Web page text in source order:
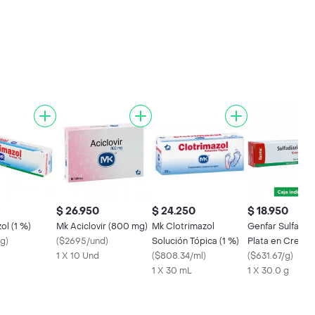
(1 %)
)
$ 26.950
Mk Aciclovir (800 mg)
($2695/und)
1 X 10 Und
$ 24.250
Mk Clotrimazol
Solución Tópica (1 %)
($808.34/ml)
1 X 30 mL
$ 18.950
Genfar
Plata en Crema
($631.67/g)
1 X 30.0 g